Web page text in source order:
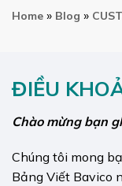
Home » Blog »
ĐIỀU
Chào mừng bạn
Chúng tôi mong
Bảng Viết Bavico